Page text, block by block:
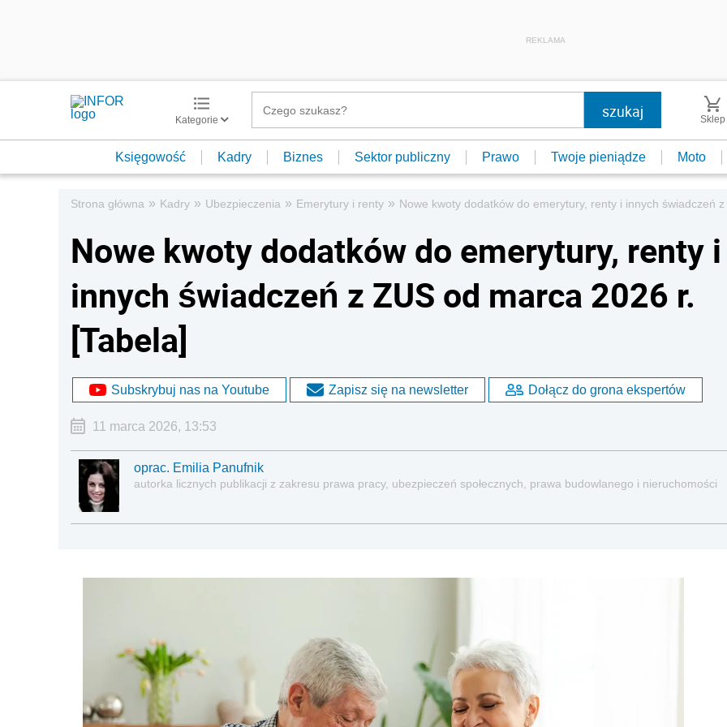
REKLAMA
Kategorie Sklep
Księgowość Kadry Biznes Sektor publiczny Prawo Twoje pieniądze Moto
Strona główna » Kadry » Ubezpieczenia » Emerytury i renty » Nowe kwoty dodatków do emerytury, renty i innych świadczeń
Nowe kwoty dodatków do emerytury, renty i
innych świadczeń z ZUS od marca 2026 r.
[Tabela]
Subskrybuj nas na Youtube Zapisz się na newsletter Dołącz do grona ekspertów
11 marca 2026, 13:53
oprac. Emilia Panufnik
autorka licznych publikacji z zakresu prawa pracy, ubezpieczeń społecznych, prawa budowlanego i nieruchomości